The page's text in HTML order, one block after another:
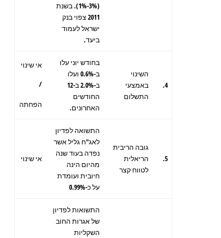
(3%-1%). בשנת
2011 צפוי בנק
ישראל לעמוד
ביעד.
4.
השינוי
באמצעי
התשלום
בחודש יוני עלו
ב-0.6% ועלו
ב-2.0% ב-12
החודשים
האחרונים.
אי שינוי
/
הפחתה
5.
גובה הריבית
הריאלית
לטווח קצר
התשואה לפדיון
לאג"ח גליל אשר
נפדה בעוד שנה
מהיום הינה
חיובית ועומדת
על כ-0.99%
אי שינוי
התשואות לפדיון
של אגרות החוב
השקליות